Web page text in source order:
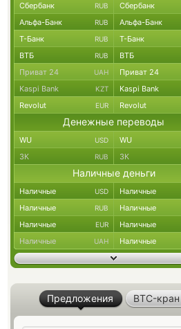
Сбербанк RUB Сбербанк
Альфа-Банк RUB Альфа-Банк
Т-Банк RUB Т-Банк
ВТБ RUB ВТБ
Приват 24 UAH Приват 24
Kaspi Bank KZT Kaspi Bank
Revolut EUR Revolut
Денежные переводы
WU USD WU
ЗК RUB ЗК
Наличные деньги
Наличные USD Наличные
Наличные RUB Наличные
Наличные EUR Наличные
Наличные UAH Наличные
Предложения BTC-кран